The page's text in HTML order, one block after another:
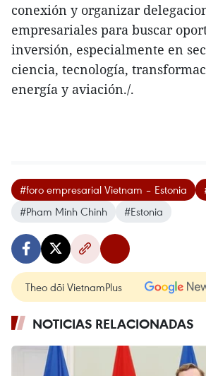
conexión y organizar
empresariales para buscar
inversión, especialmente en
ciencia, tecnología,
energía y aviación./.
#foro empresarial Vietnam – Estonia
#Pham Minh Chinh
#Estonia
Theo dõi VietnamPlus
NOTICIAS RELACIONADAS